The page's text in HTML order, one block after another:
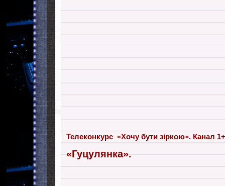
Телеконкурс «Хочу бути зіркою». Канал
«Гуцулянка».